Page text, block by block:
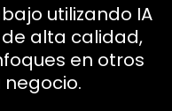
utilizando IA
alta calidad,
en otros